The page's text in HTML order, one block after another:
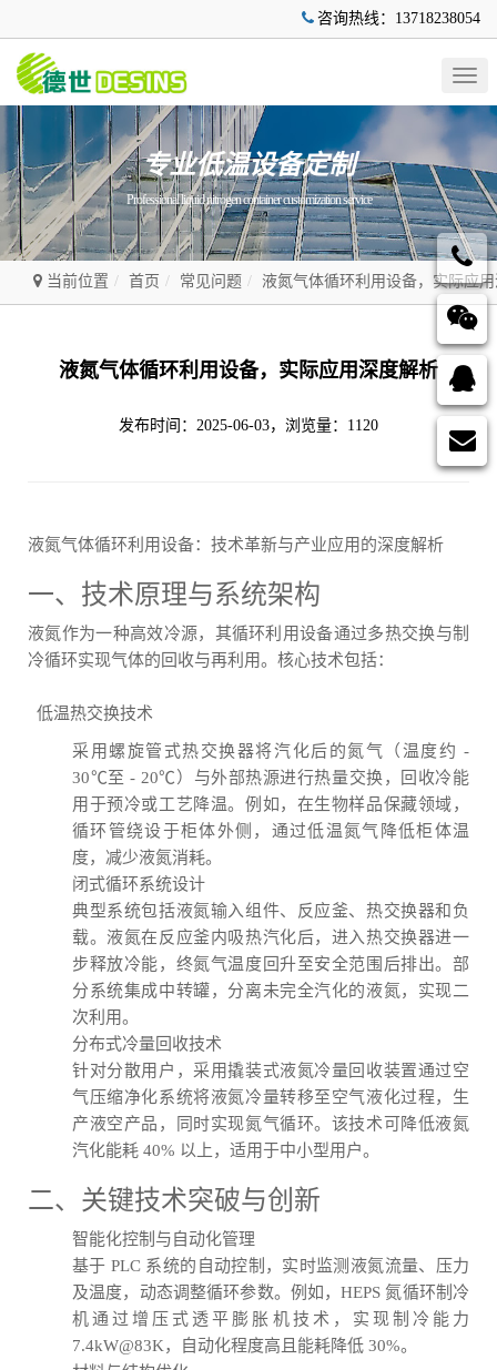
咨询热线：13718238054
专业低温设备定制
Professional liquid nitrogen container customization service
当前位置 首页 常见问题 液氮气体循环利用设备，实际应
液氮气体循环利用设备，实际应用深度解析
发布时间：2025-06-03，浏览量：1120
液氮气体循环利用设备：技术革新与产业应用的深度解析
一、技术原理与系统架构
液氮作为一种高效冷源，其循环利用设备通过多热交换与制
冷循环实现气体的回收与再利用。核心技术包括：
低温热交换技术
采用螺旋管式热交换器将汽化后的氮气（温度约 -
30℃至 - 20℃）与外部热源进行热量交换，回收冷能
用于预冷或工艺降温。例如，在生物样品保藏领域，
循环管绕设于柜体外侧，通过低温氮气降低柜体温
度，减少液氮消耗。
闭式循环系统设计
典型系统包括液氮输入组件、反应釜、热交换器和负
载。液氮在反应釜内吸热汽化后，进入热交换器进一
步释放冷能，终氮气温度回升至安全范围后排出。部
分系统集成中转罐，分离未完全汽化的液氮，实现二
次利用。
分布式冷量回收技术
针对分散用户，采用撬装式液氮冷量回收装置通过空
气压缩净化系统将液氮冷量转移至空气液化过程，生
产液空产品，同时实现氮气循环。该技术可降低液氮
汽化能耗 40% 以上，适用于中小型用户。
二、关键技术突破与创新
智能化控制与自动化管理
基于 PLC 系统的自动控制，实时监测液氮流量、压力
及温度，动态调整循环参数。例如，HEPS 氮循环制冷
机通过增压式透平膨胀机技术，实现制冷能力
7.4kW@83K，自动化程度高且能耗降低 30%。